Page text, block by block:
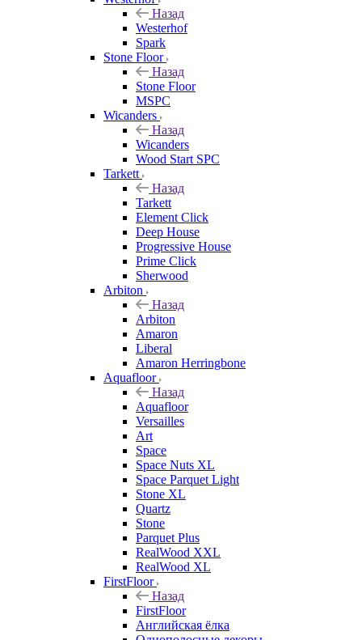
Назад
Westerhof
Spark
Stone Floor
Назад
Stone Floor
MSPC
Wicanders
Назад
Wicanders
Wood Start SPC
Tarkett
Назад
Tarkett
Element Click
Deep House
Progressive House
Prime Click
Sherwood
Arbiton
Назад
Arbiton
Amaron
Liberal
Amaron Herringbone
Aquafloor
Назад
Aquafloor
Versailles
Art
Space
Space Nuts XL
Space Parquet Light
Stone XL
Quartz
Stone
Parquet Plus
RealWood XXL
RealWood XL
FirstFloor
Назад
FirstFloor
Английская ёлка